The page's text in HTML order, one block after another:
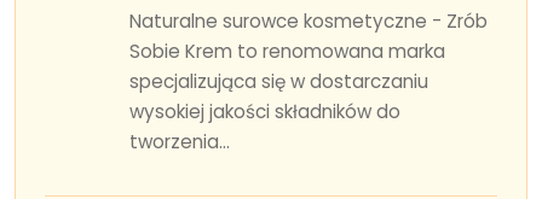
Naturalne surowce kosmetyczne - Zrób
Sobie Krem to renomowana marka
specjalizująca się w dostarczaniu
wysokiej jakości składników do
tworzenia...